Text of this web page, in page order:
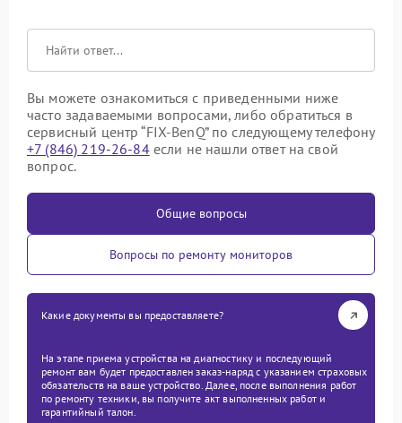
Вы можете ознакомиться с приведенными ниже
часто задаваемыми вопросами, либо обратиться в
сервисный центр “FIX-BenQ” по следующему телефону
+7 (846) 219-26-84если не нашли ответ на свой
вопрос.
Общие вопросы
Вопросы по ремонту мониторов
Какие документы вы предоставляете?
На этапе приема устройства на диагностику и последующий
ремонт вам будет предоставлен заказ-наряд с указанием страховых
обязательств на ваше устройство. Далее, после выполнения работ
по ремонту техники, вы получите акт выполненных работ и
гарантийный талон.